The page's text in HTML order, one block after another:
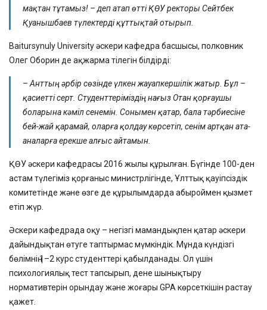
мақтан тұтамыз! – деп атап өтті ҚӨУ ректоры Сейтбек
Қуанышбаев түлектерді құттықтай отырып.
Baitursynuly University әскери кафедра басшысы, полковник
Олег Оборин де ақжарма тілегін білдірді:
– Анттың әрбір сөзінде үлкен жауапкершілік жатыр. Бұл –
қасиетті серт. Студенттеріміздің нағыз Отан қорғаушы
боларына кәміл сенемін. Сонымен қатар, бала тәрбиесіне
бей-жай қарамай, оларға қолдау көрсетіп, сенім артқан ата-
аналарға ерекше алғыс айтамын.
ҚӨУ әскери кафедрасы 2016 жылы құрылған. Бүгінде 100-ден
астам түлегіміз қорғаныс министрлігінде, Ұлттық қауіпсіздік
комитетінде және өзге де құрылымдарда абыроймен қызмет
етіп жүр.
Әскери кафедрада оқу – негізгі мамандықпен қатар әскери
дайындықтан өтуге таптырмас мүмкіндік. Мұнда күндізгі
бөлімнің 1–2 курс студенттері қабылданады. Ол үшін
психологиялық тест тапсырып, дене шынықтыру
нормативтерін орындау және жоғары GPA көрсеткішін растау
қажет.